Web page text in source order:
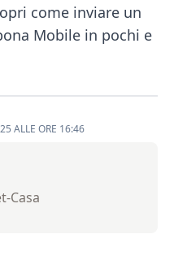
come inviare un
Mobile in pochi e
ALLE ORE 16:46
Casa